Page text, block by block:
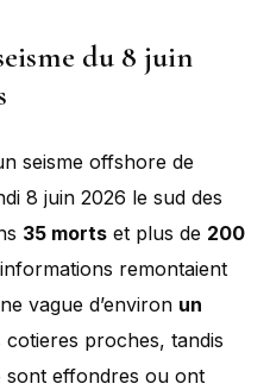
du 8 juin
seisme offshore de
8 juin 2026 le sud des
35 morts et plus de 200
remontaient
vague d’environ un
proches, tandis
sont effondres ou ont